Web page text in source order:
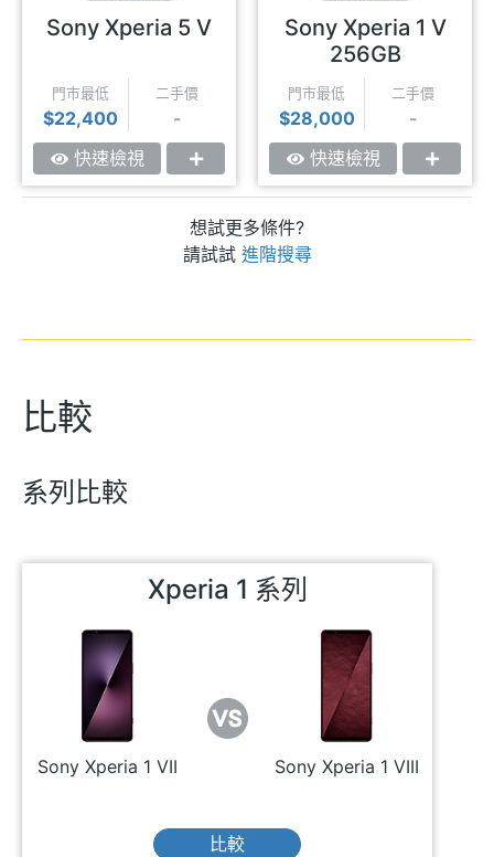
專業攝影
超防水
Sony Xperia 5 V
門市最低
$22,400
二手價
-
快速檢視
超強夜拍
超防水
Sony Xperia 1 V
256GB
門市最低
$28,000
二手價
-
快速檢視
想試更多條件?
請試試 進階搜尋
比較
系列比較
Xperia 1 系列
Sony Xperia 1 VII Sony Xperia 1 VIII
比較